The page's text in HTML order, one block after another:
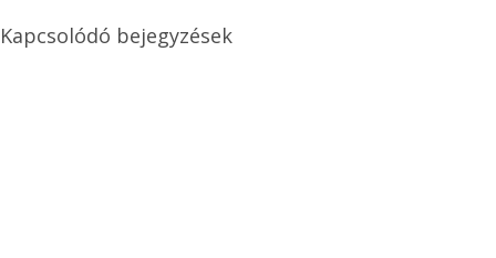
Kapcsolódó bejegyzések